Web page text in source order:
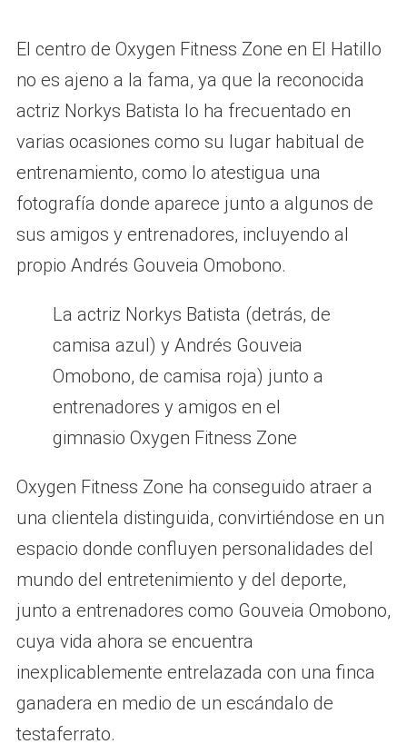
El centro de Oxygen Fitness Zone en El Hatillo
no es ajeno a la fama, ya que la reconocida
actriz Norkys Batista lo ha frecuentado en
varias ocasiones como su lugar habitual de
entrenamiento, como lo atestigua una
fotografía donde aparece junto a algunos de
sus amigos y entrenadores, incluyendo al
propio Andrés Gouveia Omobono.
La actriz Norkys Batista (detrás, de
camisa azul) y Andrés Gouveia
Omobono, de camisa roja) junto a
entrenadores y amigos en el
gimnasio Oxygen Fitness Zone
Oxygen Fitness Zone ha conseguido atraer a
una clientela distinguida, convirtiéndose en un
espacio donde confluyen personalidades del
mundo del entretenimiento y del deporte,
junto a entrenadores como Gouveia Omobono,
cuya vida ahora se encuentra
inexplicablemente entrelazada con una finca
ganadera en medio de un escándalo de
testaferrato.